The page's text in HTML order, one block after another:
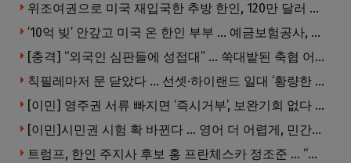
위조여권으로 미국 재입국한 추방 한인, 120만 달러 은행 사기 행각
’10억 빚’ 안갚고 미국 온 한인 부부 … 예금보험공사, 미국서 소송
[충격] “외국인 심판들에 성접대” … 쑥대밭된 축협 어디까지 추락하나
칙필레마저 문 닫았다 … 선셋·하이랜드 일대 ‘황량한 거리’로
[이민] 영주권 서류 빠지면 ‘즉시거부’, 보완기회 없다 … 이민심사 8월부터 확 바뀐다
[이민]시민권 시험 확 바뀐다 … 영어 더 어렵게, 민간시험 도입 추진
트럼프, 한인 주지사 후보 홍 프란체스카 정조준 … “미치광이다”